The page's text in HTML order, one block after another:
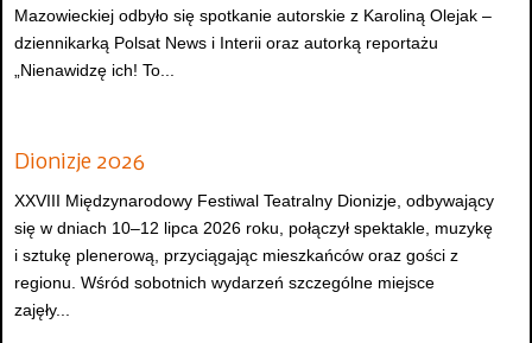
Mazowieckiej odbyło się spotkanie autorskie z Karoliną Olejak –
dziennikarką Polsat News i Interii oraz autorką reportażu
„Nienawidzę ich! To...
Dionizje 2026
XXVIII Międzynarodowy Festiwal Teatralny Dionizje, odbywający
się w dniach 10–12 lipca 2026 roku, połączył spektakle, muzykę
i sztukę plenerową, przyciągając mieszkańców oraz gości z
regionu. Wśród sobotnich wydarzeń szczególne miejsce
zajęły...